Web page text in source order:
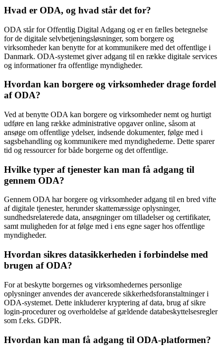
Hvad er ODA, og hvad står det for?
ODA står for Offentlig Digital Adgang og er en fælles betegnelse
for de digitale selvbetjeningsløsninger, som borgere og
virksomheder kan benytte for at kommunikere med det offentlige i
Danmark. ODA-systemet giver adgang til en række digitale services
og informationer fra offentlige myndigheder.
Hvordan kan borgere og virksomheder drage fordel
af ODA?
Ved at benytte ODA kan borgere og virksomheder nemt og hurtigt
udføre en lang række administrative opgaver online, såsom at
ansøge om offentlige ydelser, indsende dokumenter, følge med i
sagsbehandling og kommunikere med myndighederne. Dette sparer
tid og ressourcer for både borgerne og det offentlige.
Hvilke typer af tjenester kan man få adgang til
gennem ODA?
Gennem ODA har borgere og virksomheder adgang til en bred vifte
af digitale tjenester, herunder skattemæssige oplysninger,
sundhedsrelaterede data, ansøgninger om tilladelser og certifikater,
samt muligheden for at følge med i ens egne sager hos offentlige
myndigheder.
Hvordan sikres datasikkerheden i forbindelse med
brugen af ODA?
For at beskytte borgernes og virksomhedernes personlige
oplysninger anvendes der avancerede sikkerhedsforanstaltninger i
ODA-systemet. Dette inkluderer kryptering af data, brug af sikre
login-procedurer og overholdelse af gældende databeskyttelsesregler
som f.eks. GDPR.
Hvordan kan man få adgang til ODA-platformen?